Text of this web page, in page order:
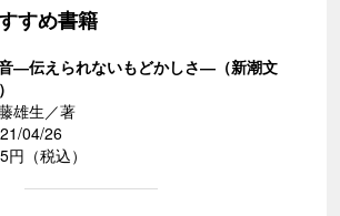
すめ書籍
―伝えられないもどかしさ―（新潮文
雄生／著
04/26
円（税込）